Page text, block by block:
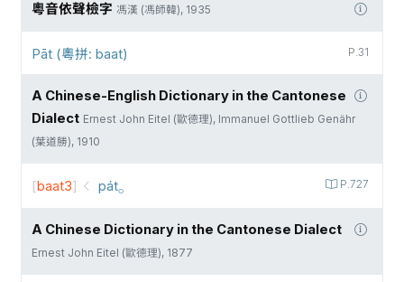
粵音依聲檢字 馮漢 (馮師韓), 1935
P.31
Pāt (粵拼: baat)
A Chinese-English Dictionary in the Cantonese
Dialect Ernest John Eitel (歐德理), Immanuel Gottlieb Genähr
(葉道勝), 1910
P.727
[baat3] pát⸰
A Chinese Dictionary in the Cantonese Dialect
Ernest John Eitel (歐德理), 1877